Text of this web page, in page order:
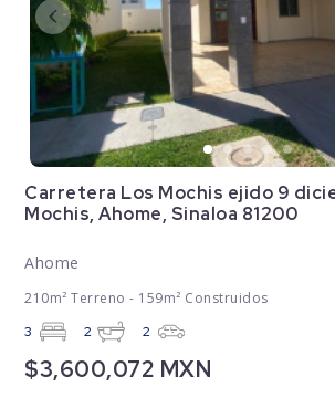
Carretera Los Mochis ejido 9
Mochis, Ahome, Sinaloa 81200
Ahome
210m² Terreno - 159m² Construidos
3 2 2
$3,600,072 MXN